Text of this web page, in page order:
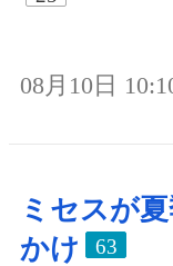
08月10日
ミセスが
かけ
63